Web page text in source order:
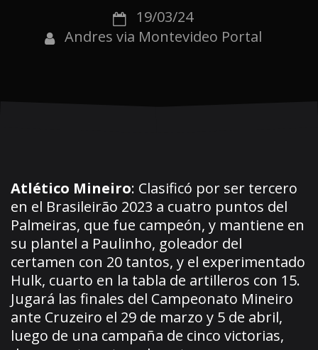
19/03/24
Andres via Montevideo Portal
Atlético Mineiro: Clasificó por ser tercero
en el Brasileirão 2023 a cuatro puntos del
Palmeiras, que fue campeón, y mantiene en
su plantel a Paulinho, goleador del
certamen con 20 tantos, y el experimentado
Hulk, cuarto en la tabla de artilleros con 15.
Jugará las finales del Campeonato Mineiro
ante Cruzeiro el 29 de marzo y 5 de abril,
luego de una campaña de cinco victorias,